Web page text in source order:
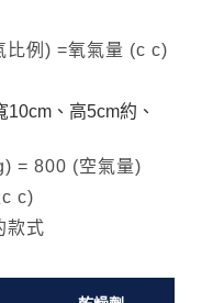
比例) =氧氣量 (c c)
、高5cm約、
= 800 (空氣量)
c)
款式